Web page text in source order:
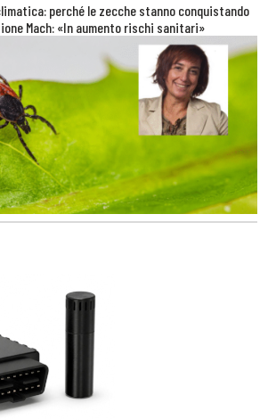
perché le zecche stanno conquistando
Mach: «In aumento rischi sanitari»